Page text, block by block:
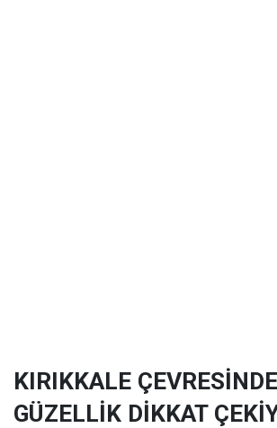
KIRIKKALE
GÜZELLİK DİKKAT